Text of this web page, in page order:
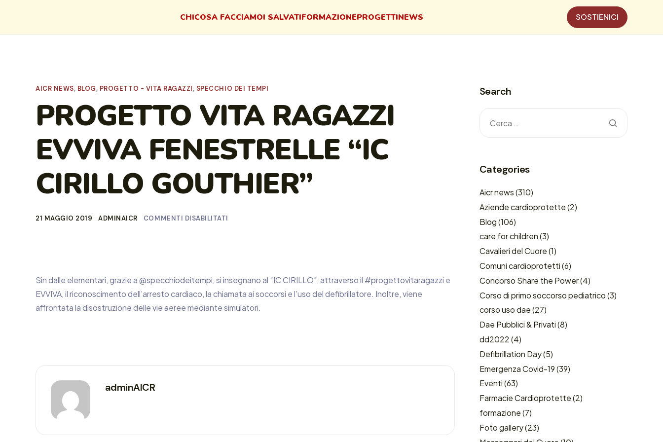
CHICOSA FACCIAMOI SALVATIFORMAZIONEPROGETTINEWS SOSTIENICI
AICR NEWS, BLOG, PROGETTO - VITA RAGAZZI, SPECCHIO DEI TEMPI
PROGETTO VITA RAGAZZI
EVVIVA FENESTRELLE “IC
CIRILLO GOUTHIER”
21 MAGGIO 2019 ADMINAICR COMMENTI DISABILITATI
Sin dalle elementari, grazie a @specchiodeitempi, si insegnano al “IC CIRILLO”, attraverso il #progettovitaragazzi e
EVVIVA, il riconoscimento dell’arresto cardiaco, la chiamata ai soccorsi e l’uso del defibrillatore. Inoltre, viene
affrontata la disostruzione delle vie aeree mediante simulatori.
adminAICR
Search
Categories
Aicr news(310)
Aziende cardioprotette(2)
Blog(106)
care for children(3)
Cavalieri del Cuore(1)
Comuni cardioprotetti(6)
Concorso Share the Power(4)
Corso di primo soccorso pediatrico(3)
corso uso dae(27)
Dae Pubblici & Privati(8)
dd2022(4)
Defibrillation Day(5)
Emergenza Covid-19(39)
Eventi(63)
Farmacie Cardioprotette(2)
formazione(7)
Foto gallery(23)